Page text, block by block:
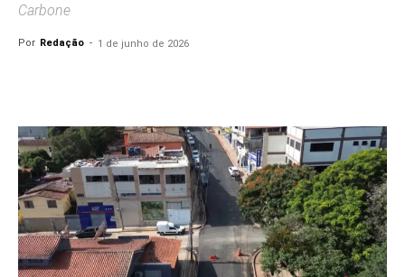
Carbone
Por Redação - 1 de junho de 2026